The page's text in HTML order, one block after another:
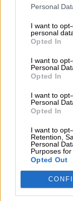
Personal
I want to
personal
Opted In
I want to
Personal
Opted In
I want to
Personal
Opted In
I want to
Retention,
Personal
Purposes for
Opted Out
recupere